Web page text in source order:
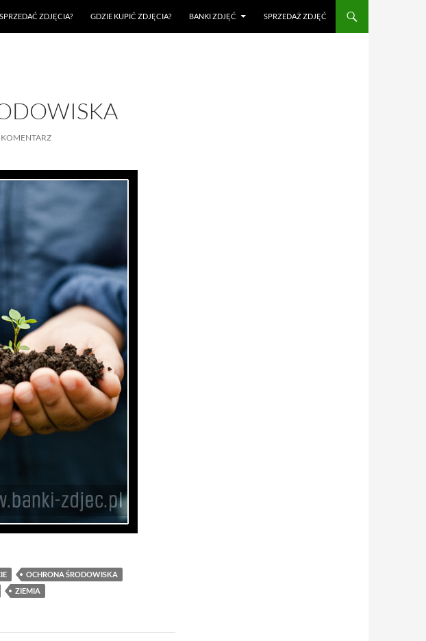
ZDJĘCIA? GDZIE KUPIĆ ZDJĘCIA? BANKI ZDJĘĆ SPRZEDAŻ ZDJĘĆ
OCHRONA ŚRODOWISKA
ZIEMIA